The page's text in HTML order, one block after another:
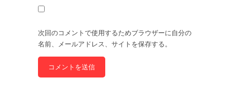
次回のコメントで使用するためブラウザーに自分の
名前、メールアドレス、サイトを保存する。